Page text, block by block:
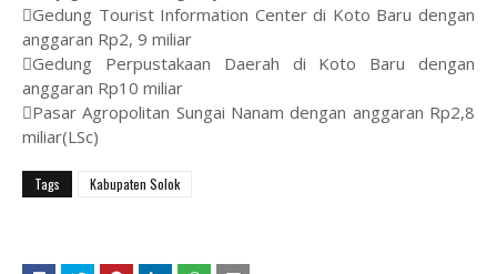
Gedung Tourist Information Center di Koto Baru dengan
anggaran Rp2, 9 miliar
Gedung Perpustakaan Daerah di Koto Baru dengan
anggaran Rp10 miliar
Pasar Agropolitan Sungai Nanam dengan anggaran Rp2,8
miliar(LSc)
Tags Kabupaten Solok